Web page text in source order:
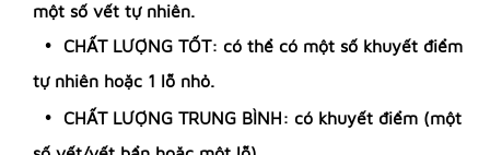
một số vết tự nhiên.
CHẤT LƯỢNG TỐT: có thể có một số khuyết điểm
tự nhiên hoặc 1 lỗ nhỏ.
CHẤT LƯỢNG TRUNG BÌNH: có khuyết điểm (một